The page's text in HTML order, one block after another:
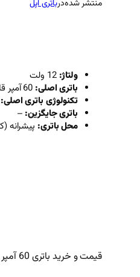
منتشر شدهدرباتری اپل
ولتاژ: 12 ولت
باتری اصلی:
تکنولوژی باتری اصلی:
باتری جایگزین: –
محل باتری: پیشرانه
قیمت و خرید باتری 60 آمپر برای ماشین اپل آسترا